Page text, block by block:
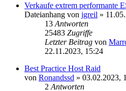
Verkaufe extrem performante
Dateianhang von jgreil »
13 Antworten
25483 Zugriffe
Letzter Beitrag von
22.11.2023, 15:24
Best Practice Host Raid
von Ronandssd » 03.02.2023,
2 Antworten